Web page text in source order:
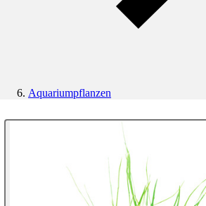
Aquariumpflanzen